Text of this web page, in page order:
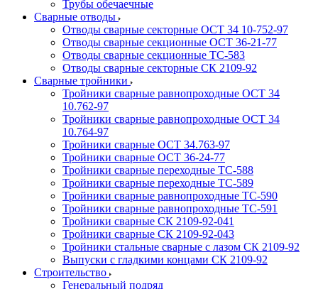
Трубы обечаечные
Сварные отводы
Отводы сварные секторные ОСТ 34 10-752-97
Отводы сварные секционные ОСТ 36-21-77
Отводы сварные секционные ТС-583
Отводы сварные секторные СК 2109-92
Сварные тройники
Тройники сварные равнопроходные ОСТ 34
10.762-97
Тройники сварные равнопроходные ОСТ 34
10.764-97
Тройники сварные ОСТ 34.763-97
Тройники сварные ОСТ 36-24-77
Тройники сварные переходные ТС-588
Тройники сварные переходные ТС-589
Тройники сварные равнопроходные ТС-590
Тройники сварные равнопроходные ТС-591
Тройники сварные СК 2109-92-041
Тройники сварные СК 2109-92-043
Тройники стальные сварные с лазом СК 2109-92
Выпуски с гладкими концами СК 2109-92
Строительство
Генеральный подряд